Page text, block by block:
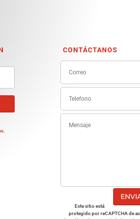
.
CONTÁCTANOS
Este sitio está
protegido por reCAPTCHA de